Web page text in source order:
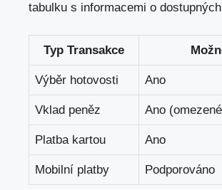
tabulku s informacemi o
Typ Transakce
Výběr hotovosti Ano
Vklad peněz Ano
Platba kartou Ano
Mobilní platby Podporováno